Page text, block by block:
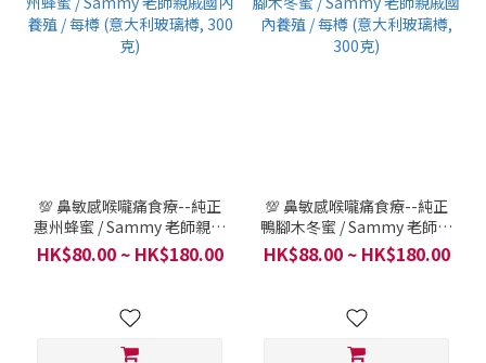
💯 鼻敏感喉嚨痛食療--純正
惠州蜂蜜 / Sammy 老師親戚
國內養殖 / 每樽 (意大利玻璃
樽, 300克)
HK$80.00 ~ HK$180.00
💯 鼻敏感喉嚨痛食療--純正
鴨腳木冬蜜 / Sammy 老師親
戚國內養殖 / 每樽 (意大利玻
璃樽, 300克)
HK$88.00 ~ HK$180.00